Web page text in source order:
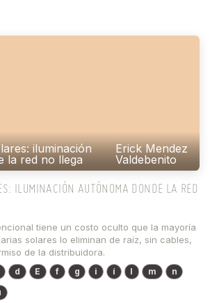
Erick Mendez
Valdebenito
ILUMINACIÓN AUTÓNOMA DONDE LA RED
tiene un costo oculto que la mayoría
solares lo eliminan de raíz, sin cables,
de la distribuidora.
d E f g i í l m n